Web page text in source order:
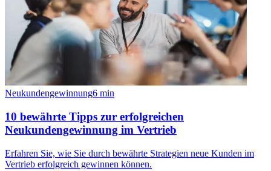
Neukundengewinnung6 min
10 bewährte Tipps zur erfolgreichen
Neukundengewinnung im Vertrieb
Erfahren Sie, wie Sie durch bewährte Strategien neue Kunden im
Vertrieb erfolgreich gewinnen können.